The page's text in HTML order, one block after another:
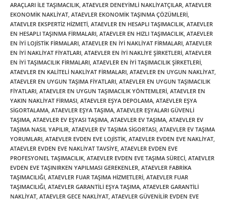
ARAÇLARI ILE TAŞIMACILIK, ATAEVLER DENEYIMLI NAKLIYATÇILAR, ATAEVLER
EKONOMIK NAKLIYAT, ATAEVLER EKONOMIK TAŞINMA ÇÖZÜMLERI,
ATAEVLER EKSPERTIZ HIZMETI, ATAEVLER EN HESAPLI TAŞIMACILIK, ATAEVLER
EN HESAPLI TAŞINMA FIRMALARI, ATAEVLER EN HIZLI TAŞIMACILIK, ATAEVLER
EN IYI LOJISTIK FIRMALARI, ATAEVLER EN IYI NAKLIYAT FIRMALARI, ATAEVLER
EN IYI NAKLIYAT FIYATLARI, ATAEVLER EN IYI NAKLIYE ŞIRKETLERI, ATAEVLER
EN IYI TAŞIMACILIK FIRMALARI, ATAEVLER EN IYI TAŞIMACILIK ŞIRKETLERI,
ATAEVLER EN KALITELI NAKLIYAT FIRMALARI, ATAEVLER EN UYGUN NAKLIYAT,
ATAEVLER EN UYGUN TAŞIMA FIYATLARI, ATAEVLER EN UYGUN TAŞIMACILIK
FIYATLARI, ATAEVLER EN UYGUN TAŞIMACILIK YÖNTEMLERI, ATAEVLER EN
YAKIN NAKLIYAT FIRMASI, ATAEVLER EŞYA DEPOLAMA, ATAEVLER EŞYA
SIGORTALAMA, ATAEVLER EŞYA TAŞIMA, ATAEVLER EŞYALARI GÜVENLI
TAŞIMA, ATAEVLER EV EŞYASI TAŞIMA, ATAEVLER EV TAŞIMA, ATAEVLER EV
TAŞIMA NASIL YAPILIR, ATAEVLER EV TAŞIMA SIGORTASI, ATAEVLER EV TAŞIMA
YORUMLARI, ATAEVLER EVDEN EVE LOJISTIK, ATAEVLER EVDEN EVE NAKLIYAT,
ATAEVLER EVDEN EVE NAKLIYAT TAVSIYE, ATAEVLER EVDEN EVE
PROFESYONEL TAŞIMACILIK, ATAEVLER EVDEN EVE TAŞIMA SÜRECI, ATAEVLER
EVDEN EVE TAŞINIRKEN YAPILMASI GEREKENLER, ATAEVLER FABRIKA
TAŞIMACILIĞI, ATAEVLER FUAR TAŞIMA HIZMETLERI, ATAEVLER FUAR
TAŞIMACILIĞI, ATAEVLER GARANTILI EŞYA TAŞIMA, ATAEVLER GARANTILI
NAKLIYAT, ATAEVLER GECE NAKLIYAT, ATAEVLER GÜVENILIR EVDEN EVE